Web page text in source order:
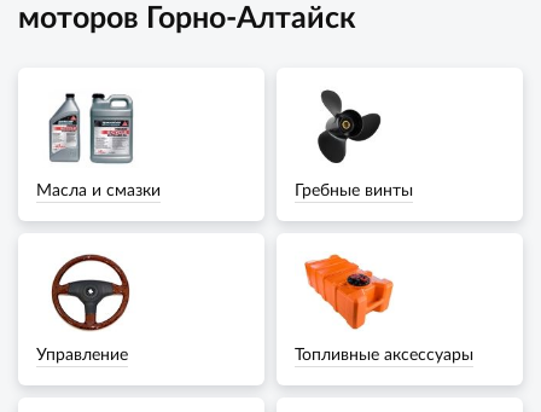
моторов Горно-Алтайск
Масла и смазки Гребные винты
Управление Топливные аксессуары